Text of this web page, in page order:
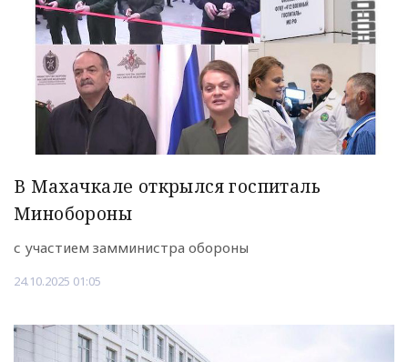
В Махачкале открылся госпиталь
Минобороны
с участием замминистра обороны
24.10.2025 01:05